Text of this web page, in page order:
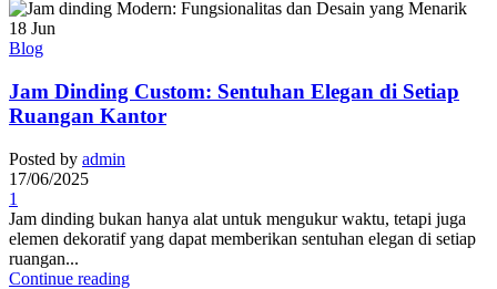
18 Jun
Blog
Jam Dinding Custom: Sentuhan Elegan di Setiap
Ruangan Kantor
Posted by admin
17/06/2025
1
Jam dinding bukan hanya alat untuk mengukur waktu, tetapi juga
elemen dekoratif yang dapat memberikan sentuhan elegan di setiap
ruangan...
Continue reading